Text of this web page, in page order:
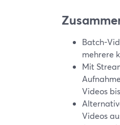
Batch-
mehrere
Mit
Videos
Videos